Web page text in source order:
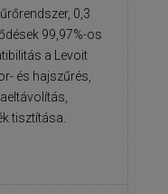
0,3
99,97%-os
a Levoit
és hajszűrés,
tisztítása.